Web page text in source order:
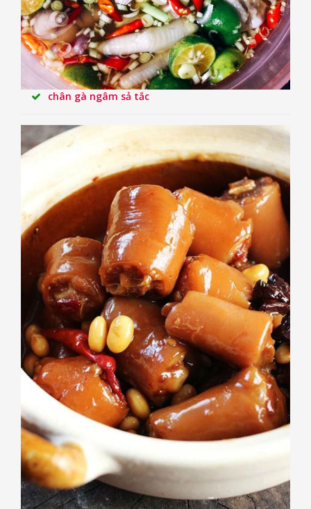
chân gà ngâm sả tắc